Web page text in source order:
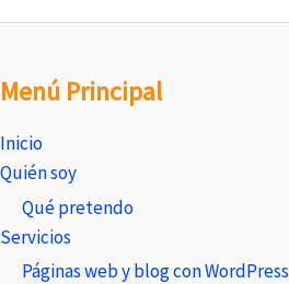
Menú Principal
Inicio
Quién soy
Qué pretendo
Servicios
Páginas web y blog con WordPress